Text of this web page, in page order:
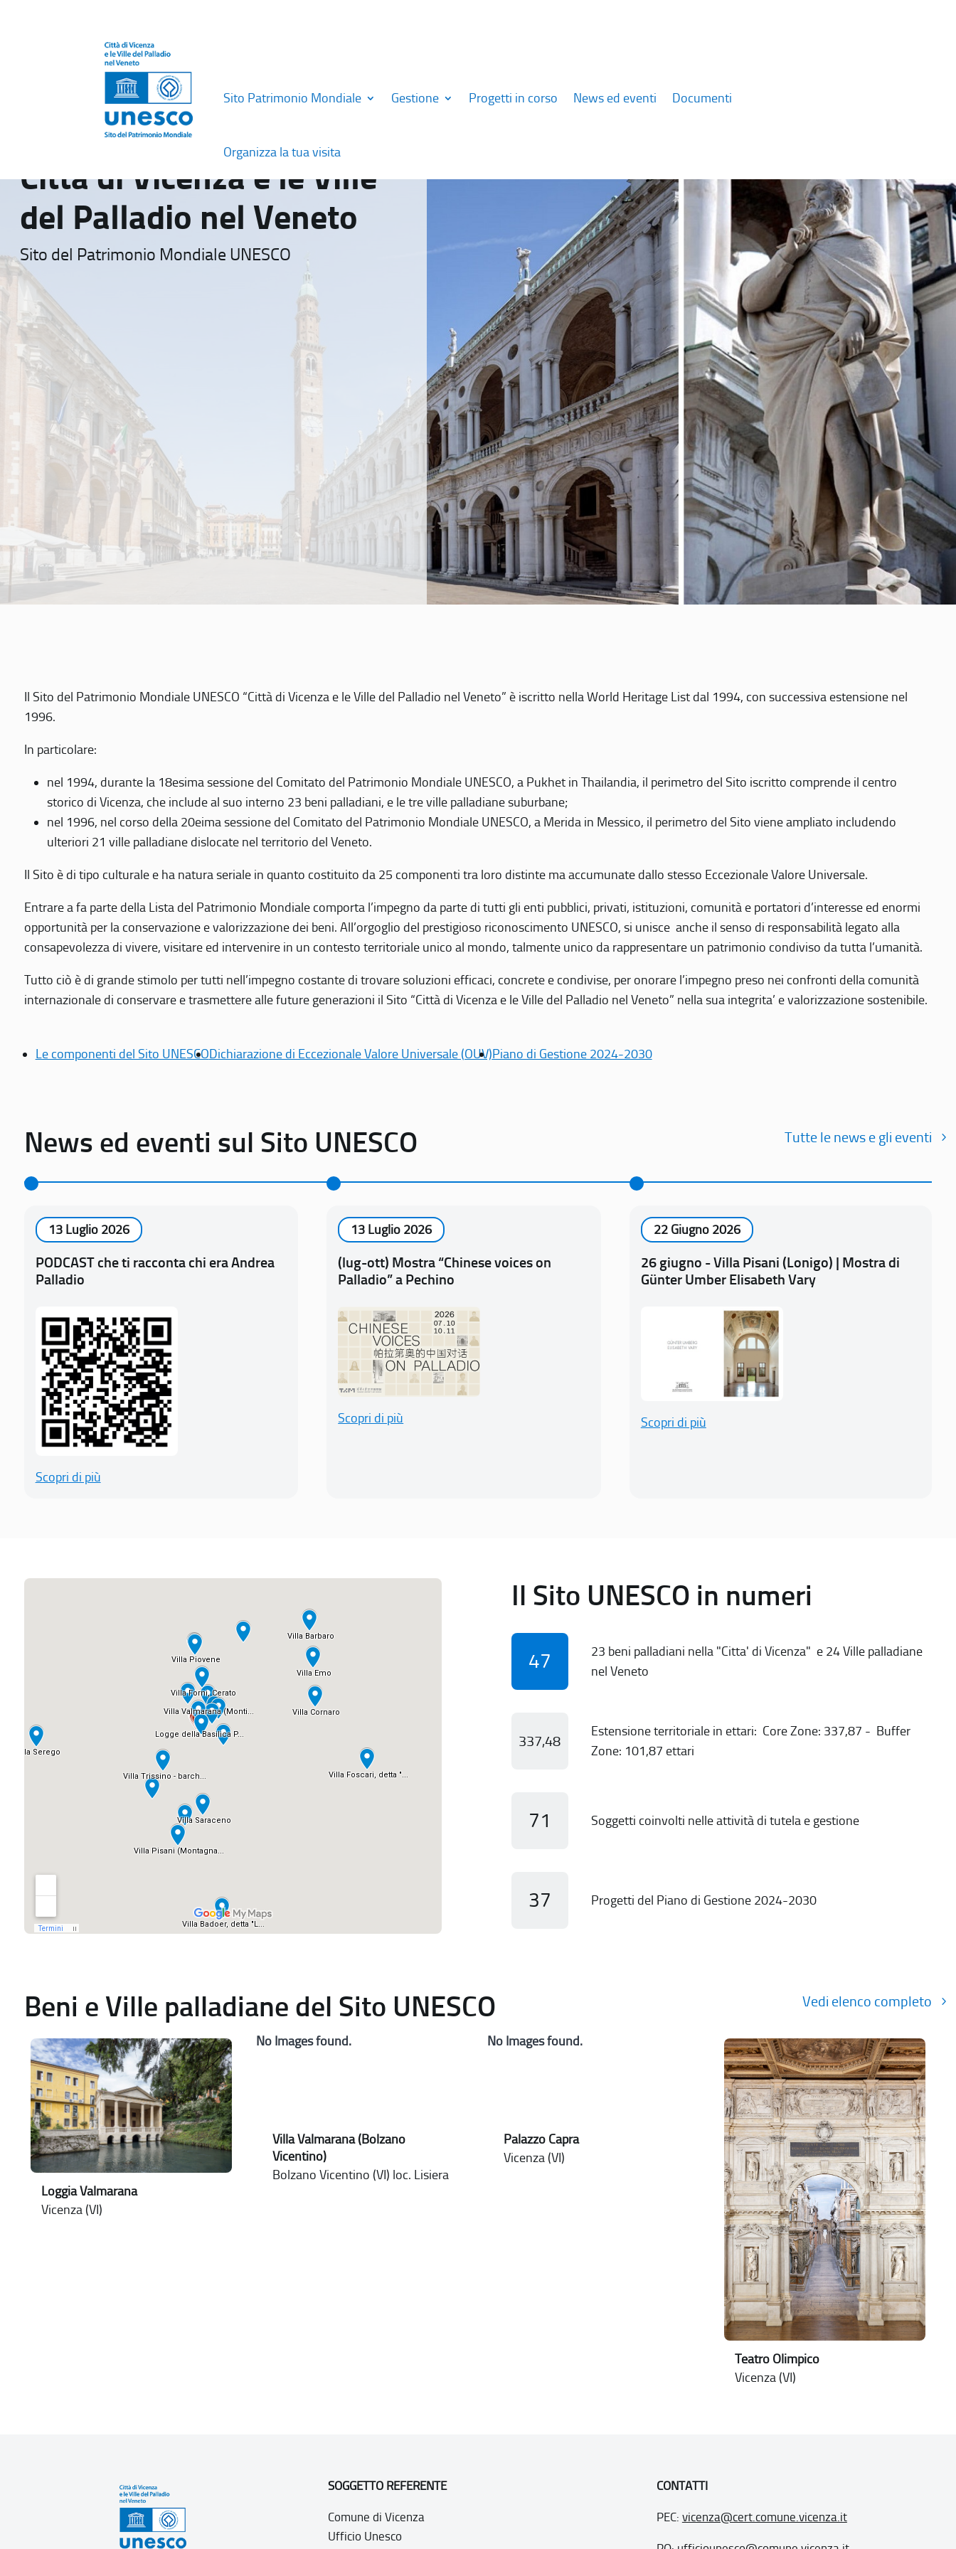
Sito Patrimonio Mondiale Gestione Progetti in corso News ed eventi Documenti
Organizza la tua visita
Città di Vicenza e le Ville
del Palladio nel Veneto
Sito del Patrimonio Mondiale UNESCO
Il Sito del Patrimonio Mondiale UNESCO “Città di Vicenza e le Ville del Palladio nel Veneto” è iscritto nella World Heritage List dal 1994, con successiva estensione nel
1996.
In particolare:
nel 1994, durante la 18esima sessione del Comitato del Patrimonio Mondiale UNESCO, a Pukhet in Thailandia, il perimetro del Sito iscritto comprende il centro
storico di Vicenza, che include al suo interno 23 beni palladiani, e le tre ville palladiane suburbane;
nel 1996, nel corso della 20eima sessione del Comitato del Patrimonio Mondiale UNESCO, a Merida in Messico, il perimetro del Sito viene ampliato includendo
ulteriori 21 ville palladiane dislocate nel territorio del Veneto.
Il Sito è di tipo culturale e ha natura seriale in quanto costituito da 25 componenti tra loro distinte ma accumunate dallo stesso Eccezionale Valore Universale.
Entrare a fa parte della Lista del Patrimonio Mondiale comporta l’impegno da parte di tutti gli enti pubblici, privati, istituzioni, comunità e portatori d’interesse ed enormi
opportunità per la conservazione e valorizzazione dei beni. All’orgoglio del prestigioso riconoscimento UNESCO, si unisce anche il senso di responsabilità legato alla
consapevolezza di vivere, visitare ed intervenire in un contesto territoriale unico al mondo, talmente unico da rappresentare un patrimonio condiviso da tutta l’umanità.
Tutto ciò è di grande stimolo per tutti nell’impegno costante di trovare soluzioni efficaci, concrete e condivise, per onorare l’impegno preso nei confronti della comunità
internazionale di conservare e trasmettere alle future generazioni il Sito “Città di Vicenza e le Ville del Palladio nel Veneto” nella sua integrita’ e valorizzazione sostenibile.
Le componenti del Sito UNESCODichiarazione di Eccezionale Valore Universale (OUV)Piano di Gestione 2024-2030
News ed eventi sul Sito UNESCO Tutte le news e gli eventi
13 Luglio 2026
PODCAST che ti racconta chi era Andrea
Palladio
Scopri di più
13 Luglio 2026
(lug-ott) Mostra “Chinese voices on
Palladio” a Pechino
Scopri di più
22 Giugno 2026
26 giugno - Villa Pisani (Lonigo) | Mostra di
Günter Umber Elisabeth Vary
Scopri di più
Il Sito UNESCO in numeri
47
23 beni palladiani nella "Citta' di Vicenza" e 24 Ville palladiane
nel Veneto
337,48
Estensione territoriale in ettari: Core Zone: 337,87 - Buffer
Zone: 101,87 ettari
71 Soggetti coinvolti nelle attività di tutela e gestione
37 Progetti del Piano di Gestione 2024-2030
Beni e Ville palladiane del Sito UNESCO Vedi elenco completo
Loggia Valmarana
Vicenza (VI)
No Images found.
Villa Valmarana (Bolzano
Vicentino)
Bolzano Vicentino (VI) loc. Lisiera
No Images found.
Palazzo Capra
Vicenza (VI)
Teatro Olimpico
Vicenza (VI)
SOGGETTO REFERENTE
Comune di Vicenza
Ufficio Unesco
CONTATTI
PEC: vicenza@cert.comune.vicenza.it